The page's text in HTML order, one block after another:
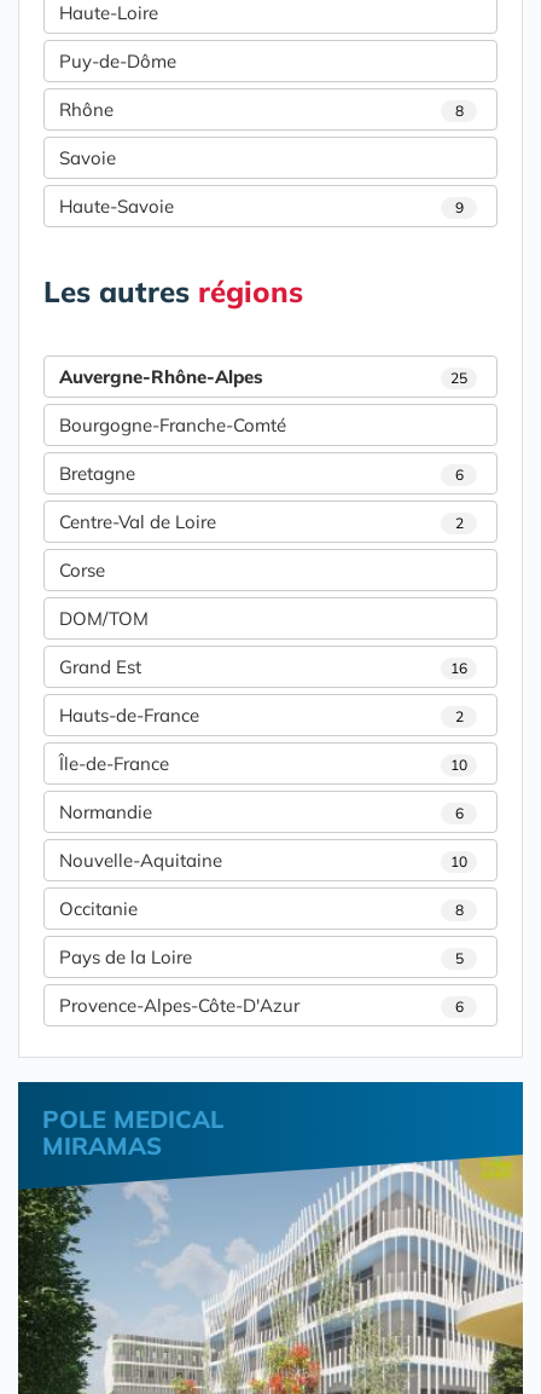
Haute-Loire
Puy-de-Dôme
Rhône 8
Savoie
Haute-Savoie 9
Les autres régions
Auvergne-Rhône-Alpes 25
Bourgogne-Franche-Comté
Bretagne 6
Centre-Val de Loire 2
Corse
DOM/TOM
Grand Est 16
Hauts-de-France 2
Île-de-France 10
Normandie 6
Nouvelle-Aquitaine 10
Occitanie 8
Pays de la Loire 5
Provence-Alpes-Côte-D'Azur 6
POLE MEDICAL
MIRAMAS